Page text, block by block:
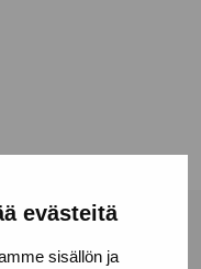
evästeitä
sisällön ja